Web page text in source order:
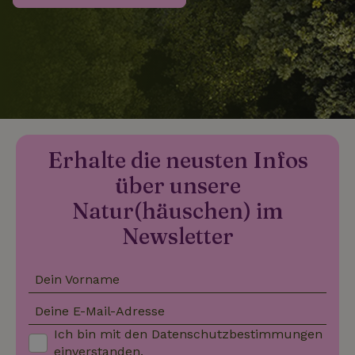
Erhalte die neusten Infos
über unsere
Natur(häuschen) im
Newsletter
Dein Vorname
Deine E-Mail-Adresse
Ich bin mit den Datenschutzbestimmungen
einverstanden.
_nhftconstraint_search-
www.naturhaeuschen.de
_nhftconstraint_search-
lowest-price
www.naturhaeuschen.de
_nhftconstraint_translations www.naturhaeuschen.de
_nhftconstraint_search-
geo-json